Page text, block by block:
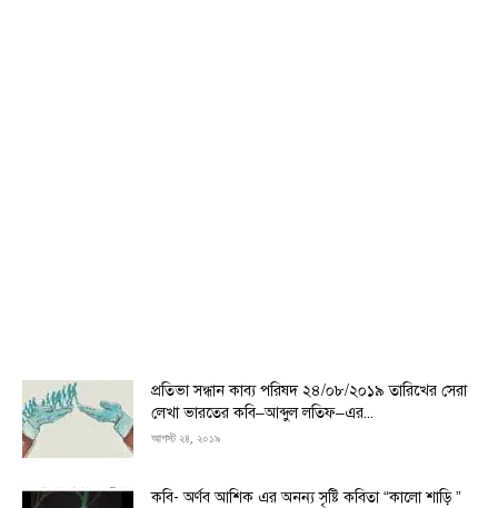
প্রতিভা সন্ধান কাব্য পরিষদ ২৪/০৮/২০১৯ তারিখের সেরা
লেখা ভারতের কবি–আব্দুল লতিফ–এর...
আগস্ট ২৪, ২০১৯
কবি- অর্ণব আশিক এর অনন্য সৃষ্টি কবিতা “কালো শাড়ি ”